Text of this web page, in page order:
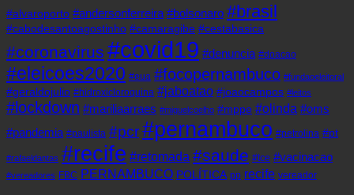
#alvaroporto #andersonferreira #bolsonaro #brasil
#cabodesantoagostinho #camaragibe #cestabasica
#coronavirus #covid19 #denuncia #doacao
#eleicoes2020 #eua #focopernambuco #fundaoeleitoral
#geraldojulio #hidroxicloroquina #jaboatao #joaocampos #leitos
#lockdown #mariliaarraes #miguelcoelho #mppe #olinda #oms
#pandemia #paulista #pcr#pernambuco #petrolina #pt
#rafaeldantas #recife #retomada #saude #tce #vacinacao
#vereadores FBC PERNAMBUCO POLÍTICA pp recife vereador